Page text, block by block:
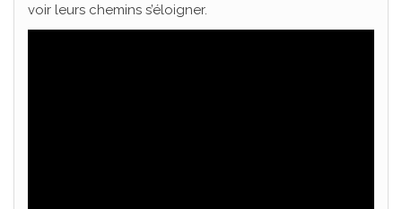
voir leurs chemins s’éloigner.